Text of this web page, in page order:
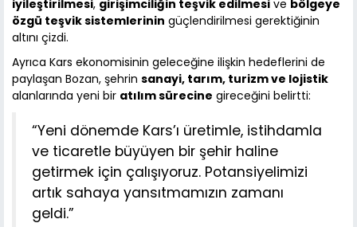
iyileştirilmesi, girişimciliğin teşvik edilmesi ve bölgeye
özgü teşvik sistemlerinin güçlendirilmesi gerektiğinin
altını çizdi.
Ayrıca Kars ekonomisinin geleceğine ilişkin hedeflerini de
paylaşan Bozan, şehrin sanayi, tarım, turizm ve lojistik
alanlarında yeni bir atılım sürecine gireceğini belirtti:
“Yeni dönemde Kars’ı üretimle, istihdamla
ve ticaretle büyüyen bir şehir haline
getirmek için çalışıyoruz. Potansiyelimizi
artık sahaya yansıtmamızın zamanı
geldi.”